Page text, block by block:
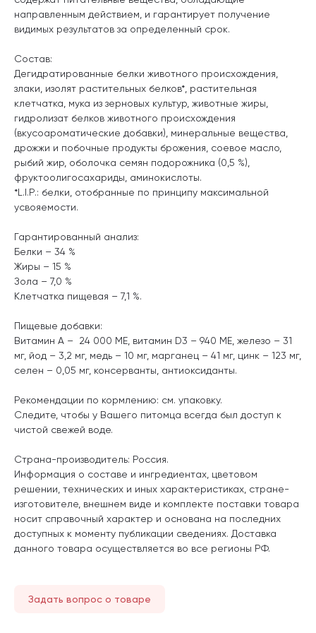
направленным действием, и гарантирует получение
видимых результатов за определенный срок.
Состав:
Дегидратированные белки животного происхождения,
злаки, изолят растительных белков*, растительная
клетчатка, мука из зерновых культур, животные жиры,
гидролизат белков животного происхождения
(вкусоароматические добавки), минеральные вещества,
дрожжи и побочные продукты брожения, соевое масло,
рыбий жир, оболочкa семян подорожника (0,5 %),
фруктоолигосахариды, аминокислоты.
*L.I.P.: белки, отобранные по принципу максимальной
усвояемости.
Гарантированный анализ:
Белки – 34 %
Жиры – 15 %
Зола – 7,0 %
Клетчатка пищевая – 7,1 %.
Пищевые добавки:
Витамин A – 24 000 ME, витамин D3 – 940 ME, железо – 31
мг, йод – 3,2 мг, медь – 10 мг, марганец – 41 мг, цинк – 123 мг,
сeлeн – 0,05 мг, консерванты, антиоксиданты.
Рекомендации по кормлению: см. упаковку.
Следите, чтобы у Вашего питомца всегда был доступ к
чистой свежей воде.
Страна-производитель: Россия.
Информация о составе и ингредиентах, цветовом
решении, технических и иных характеристиках, стране-
изготовителе, внешнем виде и комплекте поставки товара
носит справочный характер и основана на последних
доступных к моменту публикации сведениях. Доставка
данного товара осуществляется во все регионы РФ.
Задать вопрос о товаре